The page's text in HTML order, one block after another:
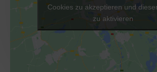
Cookies zu akzeptieren und
zu aktivieren